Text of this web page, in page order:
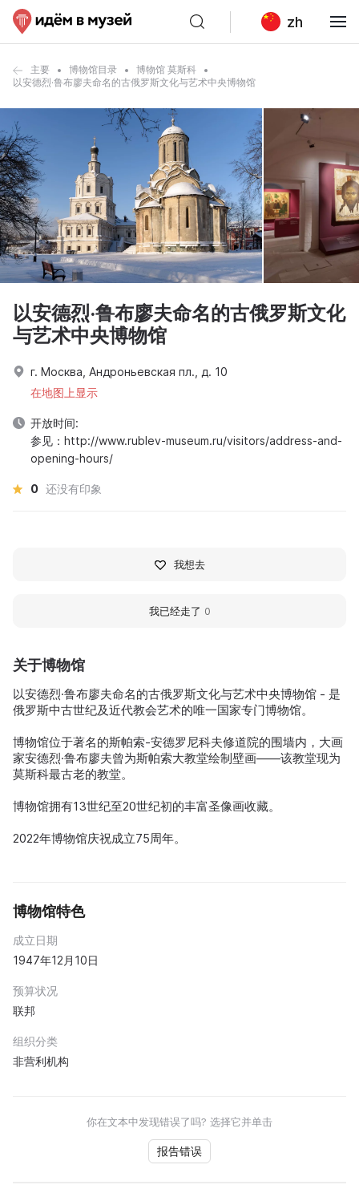
zh
主要 博物馆目录
博物馆 莫斯科
以安德烈·鲁布廖夫命名的古俄罗斯文化与艺术中央博物馆
关于博物馆
以安德烈·鲁布廖夫命名的古俄罗斯文化与艺术中央博物馆 - 是
俄罗斯中古世纪及近代教会艺术的唯一国家专门博物馆。
博物馆位于著名的斯帕索-安德罗尼科夫修道院的围墙内，大画
家安德烈·鲁布廖夫曾为斯帕索大教堂绘制壁画——该教堂现为
莫斯科最古老的教堂。
博物馆拥有13世纪至20世纪初的丰富圣像画收藏。
2022年博物馆庆祝成立75周年。
博物馆特色
成立日期
1947年12月10日
预算状况
联邦
组织分类
非营利机构
你在文本中发现错误了吗? 选择它并单击
报告错误
以安德烈·鲁布廖夫命名的古俄罗斯文化
与艺术中央博物馆
г. Москва, Андроньевская пл., д. 10
在地图上显示
开放时间:
参见：http://www.rublev-museum.ru/visitors/address-and-
opening-hours/
0 还没有印象
我想去
我已经走了 0